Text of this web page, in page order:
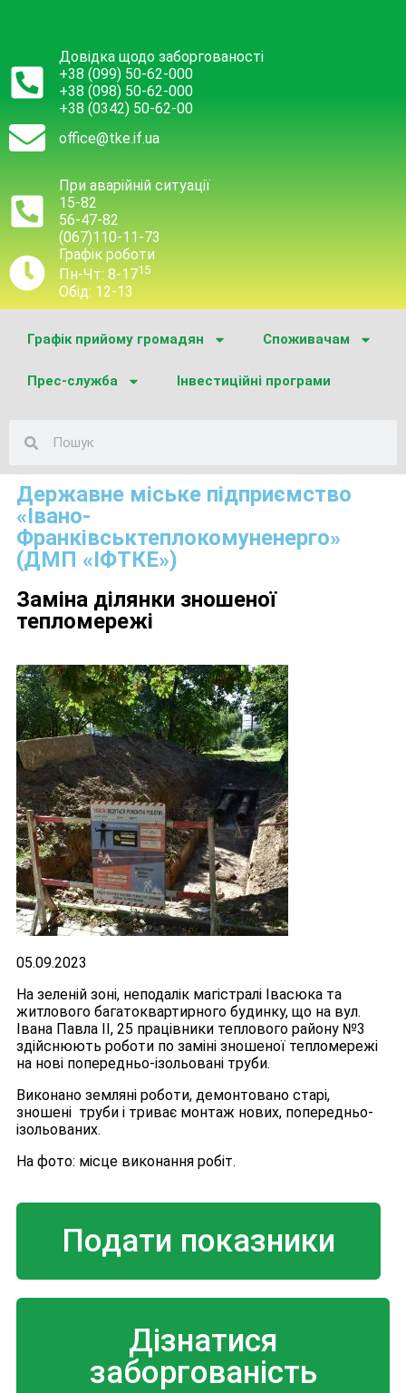
Довідка щодо заборгованості
+38 (099) 50-62-000
+38 (098) 50-62-000
+38 (0342) 50-62-00
office@tke.if.ua
При аварійній ситуації
15-82
56-47-82
(067)110-11-73
Графік роботи
Пн-Чт: 8-1715
Обід: 12-13
Графік прийому громадян Споживачам
Прес-служба Інвестиційні програми
Державне міське підприємство
«Івано-
Франківськтеплокомуненерго»
(ДМП «ІФТКЕ»)
Заміна ділянки зношеної
тепломережі
05.09.2023
На зеленій зоні, неподалік магістралі Івасюка та
житлового багатоквартирного будинку, що на вул.
Івана Павла ІІ, 25 працівники теплового району №3
здійснюють роботи по заміні зношеної тепломережі
на нові попередньо-ізольовані труби.
Виконано земляні роботи, демонтовано старі,
зношені труби і триває монтаж нових, попередньо-
ізольованих.
На фото: місце виконання робіт.
Подати показники
Дізнатися
заборгованість